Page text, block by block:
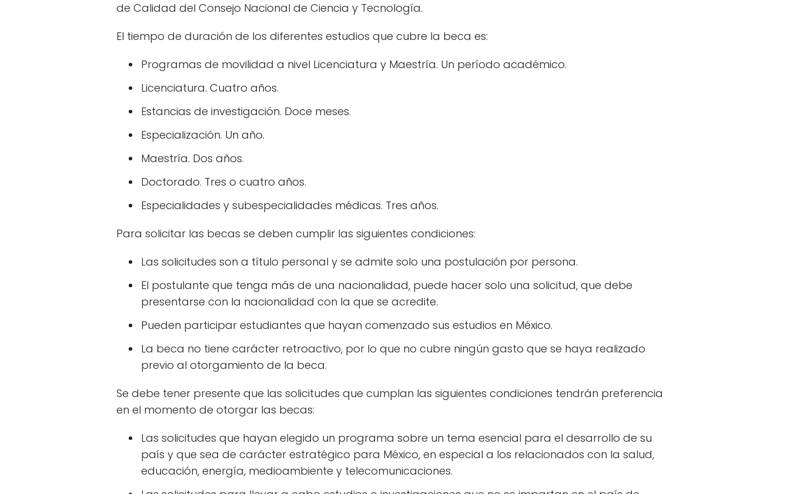
de Calidad del Consejo Nacional de Ciencia y Tecnología.
El tiempo de duración de los diferentes estudios que cubre la beca es:
Programas de movilidad a nivel Licenciatura y Maestría. Un período académico.
Licenciatura. Cuatro años.
Estancias de investigación. Doce meses.
Especialización. Un año.
Maestría. Dos años.
Doctorado. Tres o cuatro años.
Especialidades y subespecialidades médicas. Tres años.
Para solicitar las becas se deben cumplir las siguientes condiciones:
Las solicitudes son a título personal y se admite solo una postulación por persona.
El postulante que tenga más de una nacionalidad, puede hacer solo una solicitud, que debe
presentarse con la nacionalidad con la que se acredite.
Pueden participar estudiantes que hayan comenzado sus estudios en México.
La beca no tiene carácter retroactivo, por lo que no cubre ningún gasto que se haya realizado
previo al otorgamiento de la beca.
Se debe tener presente que las solicitudes que cumplan las siguientes condiciones tendrán preferencia
en el momento de otorgar las becas:
Las solicitudes que hayan elegido un programa sobre un tema esencial para el desarrollo de su
país y que sea de carácter estratégico para México, en especial a los relacionados con la salud,
educación, energía, medioambiente y telecomunicaciones.